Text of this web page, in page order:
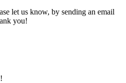
let us know, by sending an email
you!